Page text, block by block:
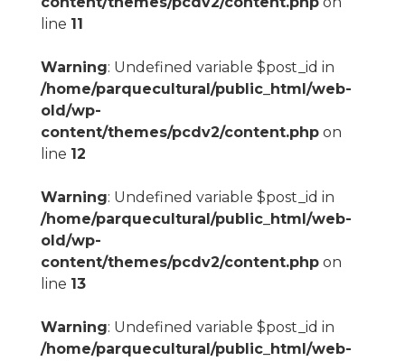
line 11
Warning: Undefined variable $post_id in
/home/parquecultural/public_html/web-
old/wp-
content/themes/pcdv2/content.phpon
line 12
Warning: Undefined variable $post_id in
/home/parquecultural/public_html/web-
old/wp-
content/themes/pcdv2/content.phpon
line 13
Warning: Undefined variable $post_id in
/home/parquecultural/public_html/web-